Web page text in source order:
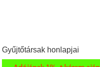
Gyűjtőtársak honlapjai